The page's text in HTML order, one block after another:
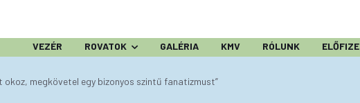
VEZÉR ROVATOK GALÉRIA KMV RÓLUNK
megkövetel egy bizonyos szintű fanatizmust”